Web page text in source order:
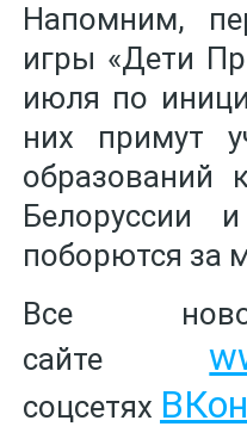
Напомним,
игры «Дети
июля по
них примут
образований
Белоруссии
поборются за
Все
сайте
соцсетях